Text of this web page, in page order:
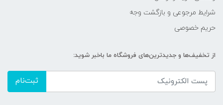
شرایط مرجوعی و بازگشت وجه
حریم خصوصی
از تخفیف‌ها و جدیدترین‌های فروشگاه ما باخبر شوید:
ثبت‌نام